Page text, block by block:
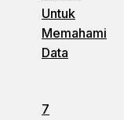
Untuk
Memahami
Data
7